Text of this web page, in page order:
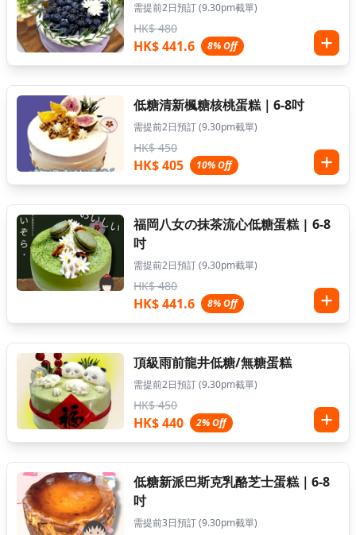
需提前2日預訂 (9.30pm截單)
HK$ 480
HK$ 441.6 8% Off
低糖清新楓糖核桃蛋糕｜6-8吋
需提前2日預訂 (9.30pm截單)
HK$ 450
HK$ 405 10% Off
福岡八女の抹茶流心低糖蛋糕 | 6-8
吋
需提前2日預訂 (9.30pm截單)
HK$ 480
HK$ 441.6 8% Off
頂級雨前龍井低糖/無糖蛋糕
需提前2日預訂 (9.30pm截單)
HK$ 450
HK$ 440 2% Off
低糖新派巴斯克乳酪芝士蛋糕｜6-8
吋
需提前3日預訂 (9.30pm截單)